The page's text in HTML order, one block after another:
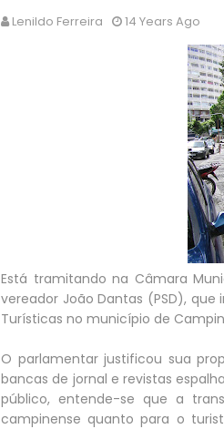
Lenildo Ferreira 14 Years Ago
Está tramitando na Câmara
vereador João Dantas (PSD),
Turísticas no município de
O parlamentar justificou sua
bancas de jornal e revistas
público, entende-se que a
campinense quanto para o